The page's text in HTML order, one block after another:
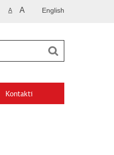
English
A A
Kontakti